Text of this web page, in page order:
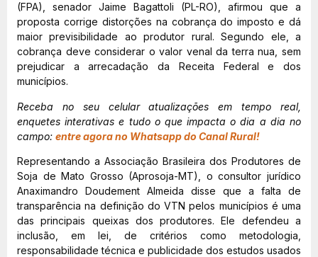
(FPA), senador Jaime Bagattoli (PL-RO), afirmou que a
proposta corrige distorções na cobrança do imposto e dá
maior previsibilidade ao produtor rural. Segundo ele, a
cobrança deve considerar o valor venal da terra nua, sem
prejudicar a arrecadação da Receita Federal e dos
municípios.
Receba no seu celular atualizações em tempo real,
enquetes interativas e tudo o que impacta o dia a dia no
campo: entre agora no Whatsapp do Canal Rural!
Representando a Associação Brasileira dos Produtores de
Soja de Mato Grosso (Aprosoja-MT), o consultor jurídico
Anaximandro Doudement Almeida disse que a falta de
transparência na definição do VTN pelos municípios é uma
das principais queixas dos produtores. Ele defendeu a
inclusão, em lei, de critérios como metodologia,
responsabilidade técnica e publicidade dos estudos usados